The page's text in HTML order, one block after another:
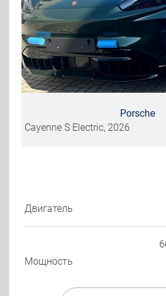
Porsche
Cayenne S Electric, 2026
Двигатель
Мощность